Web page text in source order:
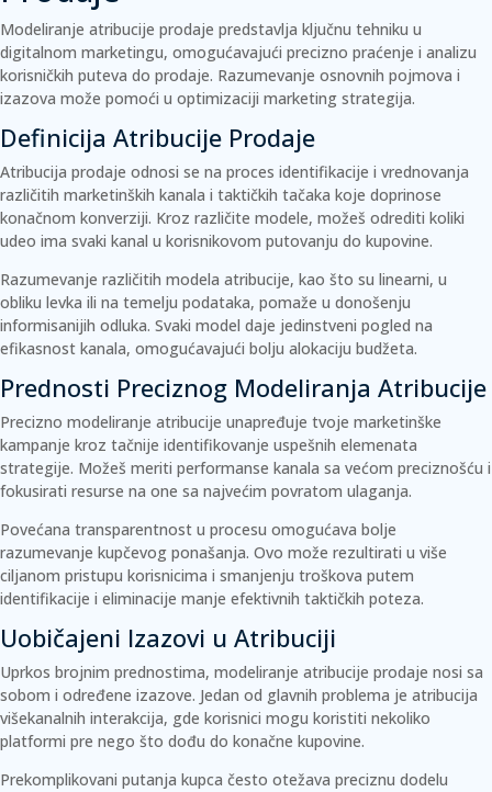
Modeliranje atribucije prodaje predstavlja ključnu tehniku u
digitalnom marketingu, omogućavajući precizno praćenje i analizu
korisničkih puteva do prodaje. Razumevanje osnovnih pojmova i
izazova može pomoći u optimizaciji marketing strategija.
Definicija Atribucije Prodaje
Atribucija prodaje odnosi se na proces identifikacije i vrednovanja
različitih marketinških kanala i taktičkih tačaka koje doprinose
konačnom konverziji. Kroz različite modele, možeš odrediti koliki
udeo ima svaki kanal u korisnikovom putovanju do kupovine.
Razumevanje različitih modela atribucije, kao što su linearni, u
obliku levka ili na temelju podataka, pomaže u donošenju
informisanijih odluka. Svaki model daje jedinstveni pogled na
efikasnost kanala, omogućavajući bolju alokaciju budžeta.
Prednosti Preciznog Modeliranja Atribucije
Precizno modeliranje atribucije unapređuje tvoje marketinške
kampanje kroz tačnije identifikovanje uspešnih elemenata
strategije. Možeš meriti performanse kanala sa većom preciznošću i
fokusirati resurse na one sa najvećim povratom ulaganja.
Povećana transparentnost u procesu omogućava bolje
razumevanje kupčevog ponašanja. Ovo može rezultirati u više
ciljanom pristupu korisnicima i smanjenju troškova putem
identifikacije i eliminacije manje efektivnih taktičkih poteza.
Uobičajeni Izazovi u Atribuciji
Uprkos brojnim prednostima, modeliranje atribucije prodaje nosi sa
sobom i određene izazove. Jedan od glavnih problema je atribucija
višekanalnih interakcija, gde korisnici mogu koristiti nekoliko
platformi pre nego što dođu do konačne kupovine.
Prekomplikovani putanja kupca često otežava preciznu dodelu